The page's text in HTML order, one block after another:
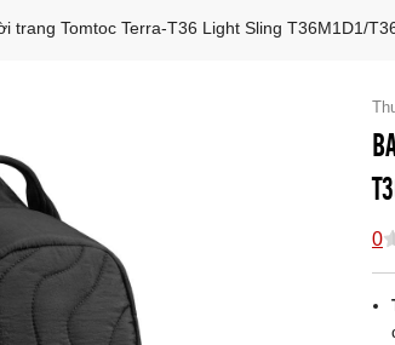
trang Tomtoc Terra-T36 Light Sling T36M1D1/
0